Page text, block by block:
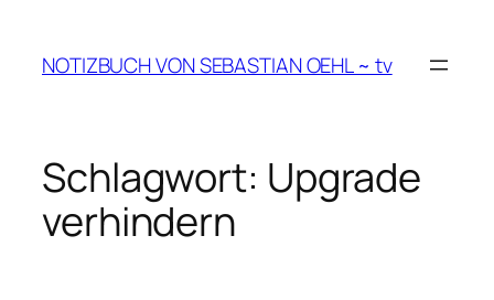
springen
NOTIZBUCH VON SEBASTIAN OEHL ~ tv
Schlagwort: Upgrade
verhindern